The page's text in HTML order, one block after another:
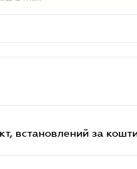
встановлений за